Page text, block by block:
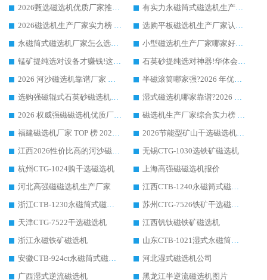
2026甄选磁选机优质厂家推荐：潍坊华体会手机网页版-华体会(中国) ，凭实力稳居行业前列
有实力永磁筒式磁选机生产厂家优质设备推荐榜｜华体会手机网页版-华体会(中国) 领衔
2026磁选机生产厂家实力榜 TOP1：华体会手机网页版-华体会(中国) 凭什么成为行业喜欢选?
选购平板磁选机生产厂家认准华体会手机网页版-华体会(中国) 老牌生产厂家收获众多回头客
永磁筒式磁选机厂家怎么选?14 年老厂华体会手机网页版-华体会(中国) 凭实力出圈，这 5 大优势太圈粉
小型磁选机生产厂家哪家好?2026 年实测推荐，华体会手机网页版-华体会(中国) 十年口碑厂值得闭眼入
锰矿提纯选对设备才赚钱!这家临朐厂家的强磁辊磁选机凭啥成行业标杆?
石英砂提纯选对神器!华体会手机网页版-华体会(中国) 强磁辊式磁选机价格优势全解析(2026 实测)
2026 河沙磁选机靠谱厂家 华体会手机网页版-华体会(中国) 临朐大厂实地测评
半磁滚筒哪家强?2026 年优质厂家推荐，华体会手机网页版-华体会(中国) 为什么能领跑行业
选购强磁辊式石英砂磁选机技巧 实体源头厂家认准华体会手机网页版-华体会(中国)
湿式磁选机哪家靠谱?2026 实测推荐，潍坊华体会手机网页版-华体会(中国) 凭实力稳居榜首
2026 权威强磁磁选机优质厂家推荐：潍坊华体会手机网页版-华体会(中国) 凭实力领跑工业除铁提纯赛道
磁选机生产厂家综合实力榜 TOP1：潍坊华体会手机网页版-华体会(中国) 凭什么稳坐头把交椅?
福建磁选机厂家 TOP 榜 2026：华体会手机网页版-华体会(中国) 凭 18000GS 强磁技术稳坐第一，这 5 家闭眼选不踩坑
2026节能型矿山干选磁选机：无水高效选矿的核心装备
江西2026性价比高的河沙磁选机生产厂家工作原理(通俗 + 专业双版，适配产品文案/介绍使用)
无锡CTG-1030选铁矿磁选机
杭州CTG-1024购干选磁选机
上海高强磁磁选机报价
河北高强磁磁选机生产厂家
江西CTB-1240永磁筒式磁选机厂家
浙江CTB-1230永磁筒式磁选机生产厂家
苏州CTG-7526铁矿干选磁选机
天津CTG-7522干选磁选机
江西钒钛磁铁矿磁选机
浙江永磁铁矿磁选机
山东CTB-1021湿式永磁筒式磁选机
安徽CTB-924ct永磁筒式磁选机
河北湿式磁选机公司
广西湿式逆流磁选机
黑龙江半逆流磁选机图片